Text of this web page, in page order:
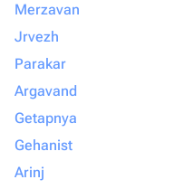
Merzavan
Jrvezh
Parakar
Argavand
Getapnya
Gehanist
Arinj